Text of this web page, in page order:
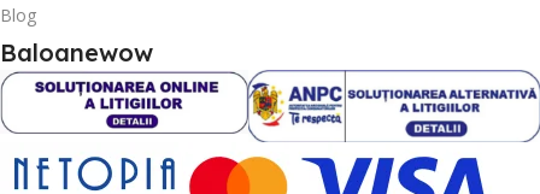
Blog
Baloanewow